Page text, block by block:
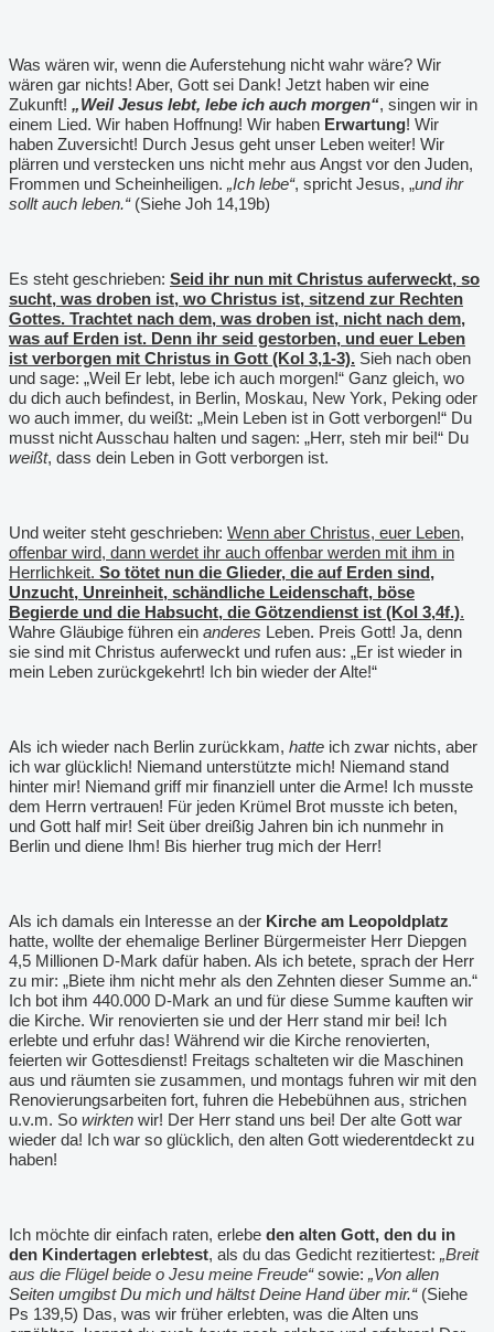
Was wären wir, wenn die Auferstehung nicht wahr wäre? Wir
wären gar nichts! Aber, Gott sei Dank! Jetzt haben wir eine
Zukunft! „Weil Jesus lebt, lebe ich auch morgen“, singen wir in
einem Lied. Wir haben Hoffnung! Wir haben Erwartung! Wir
haben Zuversicht! Durch Jesus geht unser Leben weiter! Wir
plärren und verstecken uns nicht mehr aus Angst vor den Juden,
Frommen und Scheinheiligen. „Ich lebe“, spricht Jesus, „und ihr
sollt auch leben.“(Siehe Joh 14,19b)
Es steht geschrieben: Seid ihr nun mit Christus auferweckt, so
sucht, was droben ist, wo Christus ist, sitzend zur Rechten
Gottes. Trachtet nach dem, was droben ist, nicht nach dem,
was auf Erden ist. Denn ihr seid gestorben, und euer Leben
ist verborgen mit Christus in Gott (Kol 3,1-3). Sieh nach oben
und sage: „Weil Er lebt, lebe ich auch morgen!“ Ganz gleich, wo
du dich auch befindest, in Berlin, Moskau, New York, Peking oder
wo auch immer, du weißt: „Mein Leben ist in Gott verborgen!“ Du
musst nicht Ausschau halten und sagen: „Herr, steh mir bei!“ Du
weißt, dass dein Leben in Gott verborgen ist.
Und weiter steht geschrieben: Wenn aber Christus, euer Leben,
offenbar wird, dann werdet ihr auch offenbar werden mit ihm in
Herrlichkeit. So tötet nun die Glieder, die auf Erden sind,
Unzucht, Unreinheit, schändliche Leidenschaft, böse
Begierde und die Habsucht, die Götzendienst ist (Kol 3,4f.).
Wahre Gläubige führen ein anderes Leben. Preis Gott! Ja, denn
sie sind mit Christus auferweckt und rufen aus: „Er ist wieder in
mein Leben zurückgekehrt! Ich bin wieder der Alte!“
Als ich wieder nach Berlin zurückkam, hatte ich zwar nichts, aber
ich war glücklich! Niemand unterstützte mich! Niemand stand
hinter mir! Niemand griff mir finanziell unter die Arme! Ich musste
dem Herrn vertrauen! Für jeden Krümel Brot musste ich beten,
und Gott half mir! Seit über dreißig Jahren bin ich nunmehr in
Berlin und diene Ihm! Bis hierher trug mich der Herr!
Als ich damals ein Interesse an der Kirche am Leopoldplatz
hatte, wollte der ehemalige Berliner Bürgermeister Herr Diepgen
4,5 Millionen D-Mark dafür haben. Als ich betete, sprach der Herr
zu mir: „Biete ihm nicht mehr als den Zehnten dieser Summe an.“
Ich bot ihm 440.000 D-Mark an und für diese Summe kauften wir
die Kirche. Wir renovierten sie und der Herr stand mir bei! Ich
erlebte und erfuhr das! Während wir die Kirche renovierten,
feierten wir Gottesdienst! Freitags schalteten wir die Maschinen
aus und räumten sie zusammen, und montags fuhren wir mit den
Renovierungsarbeiten fort, fuhren die Hebebühnen aus, strichen
u.v.m. So wirkten wir! Der Herr stand uns bei! Der alte Gott war
wieder da! Ich war so glücklich, den alten Gott wiederentdeckt zu
haben!
Ich möchte dir einfach raten, erlebe den alten Gott, den du in
den Kindertagen erlebtest, als du das Gedicht rezitiertest: „Breit
aus die Flügel beide o Jesu meine Freude“sowie: „Von allen
Seiten umgibst Du mich und hältst Deine Hand über mir.“ (Siehe
Ps 139,5) Das, was wir früher erlebten, was die Alten uns